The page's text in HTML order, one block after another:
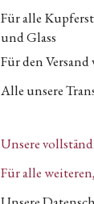
Für alle
und Glass
Für den
Alle unsere
Unsere
Für alle